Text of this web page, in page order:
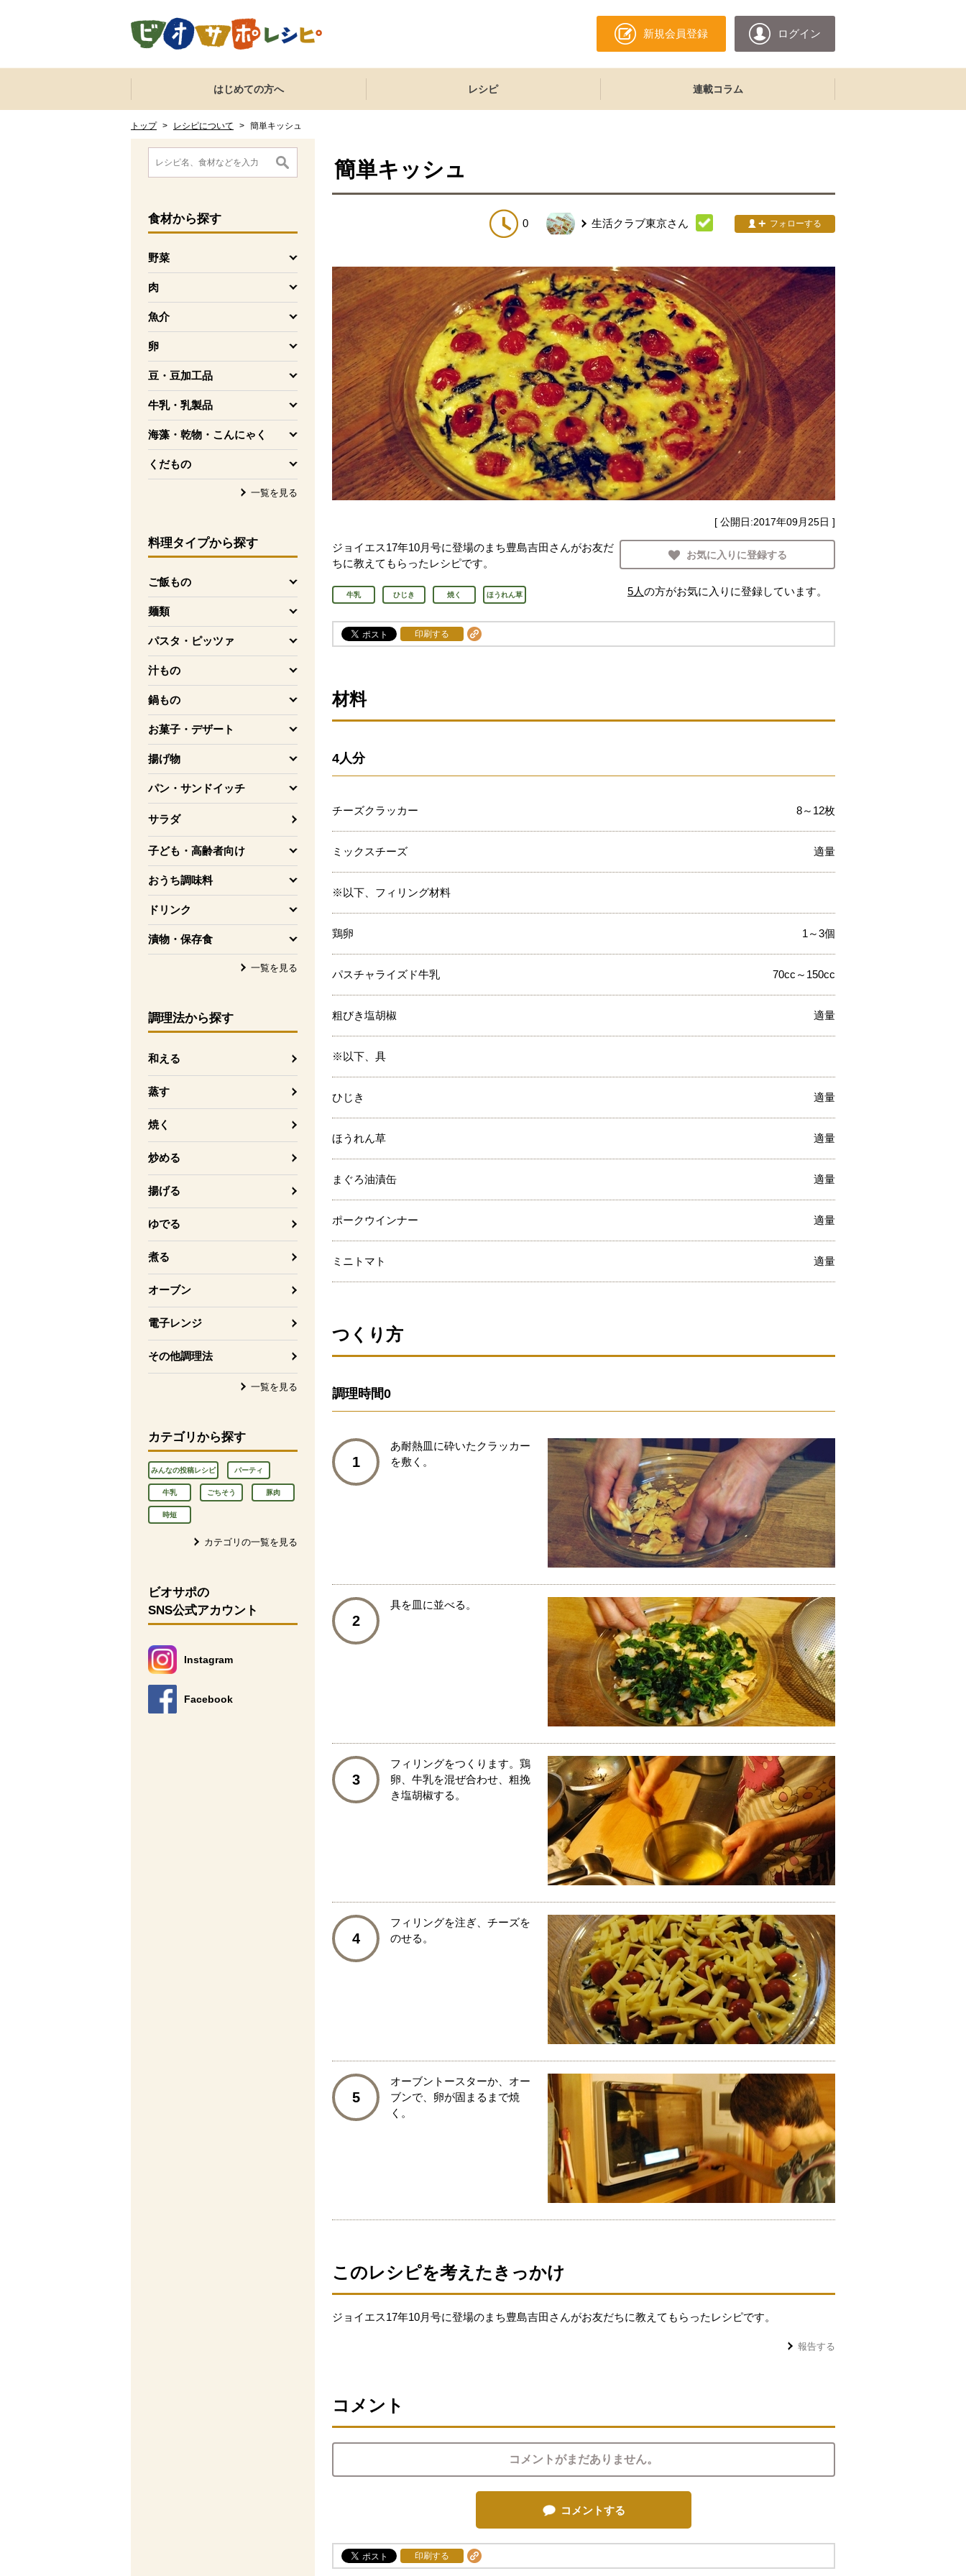
新規会員登録 ログイン
ここからサイト内共通メニューです。
サイト内共通メニューをスキップする
はじめての方へ レシピ 連載コラム
トップ > レシピについて > 簡単キッシュ
ここから消費材検索メニューです。
食材から探す
野菜
を開く
肉
を開く
魚介
を開く
卵
を開く
豆・豆加工品
を開く
牛乳・乳製品
を開く
海藻・乾物・こんにゃく
を開く
くだもの
を開く
一覧を見る
料理タイプから探す
ご飯もの
を開く
麺類
を開く
パスタ・ピッツァ
を開く
汁もの
を開く
鍋もの
を開く
お菓子・デザート
を開く
揚げ物
を開く
パン・サンドイッチ
を開く
サラダ
子ども・高齢者向け
を開く
おうち調味料
を開く
ドリンク
を開く
漬物・保存食
を開く
一覧を見る
調理法から探す
和える
蒸す
焼く
炒める
揚げる
ゆでる
煮る
オーブン
電子レンジ
その他調理法
一覧を見る
カテゴリから探す
みんなの投稿レシピ パーティ
牛乳 ごちそう 豚肉
時短
カテゴリの一覧を見る
消費材検索メニューここまで。
ここから本文です。
ビオサポの
SNS公式アカウント
Instagram
別のウィンドウで開きます。
Facebook
別のウィンドウで開きます。
簡単キッシュ
0 生活クラブ東京さん フォローする
[ 公開日:2017年09月25日 ]
ジョイエス17年10月号に登場のまち豊島吉田さんがお友だ
ちに教えてもらったレシピです。
牛乳 ひじき 焼く ほうれん草
お気に入りに登録する
5人の方がお気に入りに登録しています。
印刷する
材料
4人分
チーズクラッカー 8～12枚
ミックスチーズ 適量
※以下、フィリング材料
鶏卵 1～3個
パスチャライズド牛乳 70cc～150cc
粗びき塩胡椒 適量
※以下、具
ひじき 適量
ほうれん草 適量
まぐろ油漬缶 適量
ポークウインナー 適量
ミニトマト 適量
つくり方
調理時間0
1
あ耐熱皿に砕いたクラッカー
を敷く。
2
具を皿に並べる。
3
フィリングをつくります。鶏
卵、牛乳を混ぜ合わせ、粗挽
き塩胡椒する。
4
フィリングを注ぎ、チーズを
のせる。
5
オーブントースターか、オー
ブンで、卵が固まるまで焼
く。
このレシピを考えたきっかけ
ジョイエス17年10月号に登場のまち豊島吉田さんがお友だちに教えてもらったレシピです。
報告する
コメント
コメントがまだありません。
コメントする
印刷する